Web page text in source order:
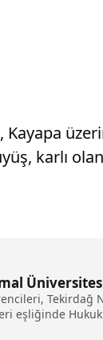
Kayapa
karlı
eşliğinde